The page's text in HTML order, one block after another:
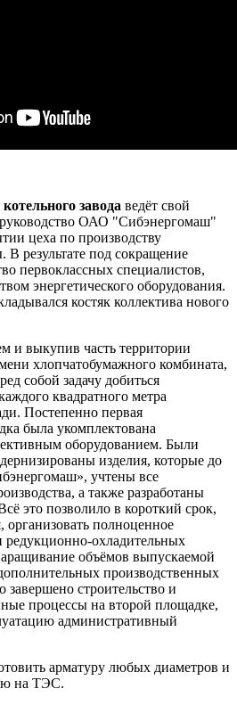
завода ведёт свой
руководство ОАО "Сибэнергомаш"
цеха по производству
В результате под сокращение
первоклассных специалистов,
энергетического оборудования.
костяк коллектива нового
и выкупив часть территории
хлопчатобумажного комбината,
собой задачу добиться
квадратного метра
Постепенно первая
была укомплектована
оборудованием. Были
изделия, которые до
учтены все
а также разработаны
это позволило в короткий срок,
организовать полноценное
редукционно-охладительных
объёмов выпускаемой
производственных
строительство и
процессы на второй площадке,
административный
арматуру любых диаметров и
на ТЭС.